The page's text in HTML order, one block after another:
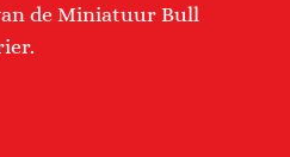
de Miniatuur Bull